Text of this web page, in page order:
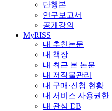
단행본
연구보고서
공개강의
MyRISS
내 추천논문
내 책장
내 최근 본 논문
내 저작물관리
내 구매·신청 현황
내 서비스 사용권한
내 관심 DB